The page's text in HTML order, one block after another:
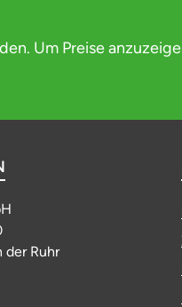
Um Preise
der Ruhr